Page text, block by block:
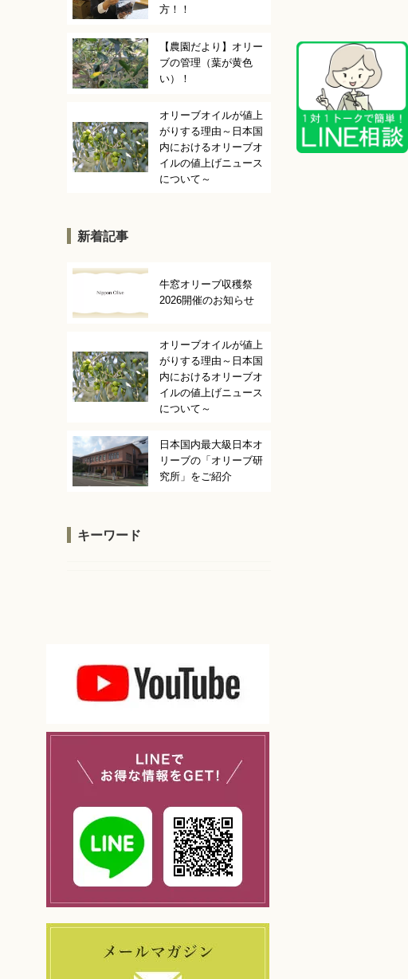
方！！
【農園だより】オリー
ブの管理（葉が黄色
い）！
オリーブオイルが値上
がりする理由～日本国
内におけるオリーブオ
イルの値上げニュース
について～
新着記事
牛窓オリーブ収穫祭
2026開催のお知らせ
オリーブオイルが値上
がりする理由～日本国
内におけるオリーブオ
イルの値上げニュース
について～
日本国内最大級日本オ
リーブの「オリーブ研
究所」をご紹介
キーワード